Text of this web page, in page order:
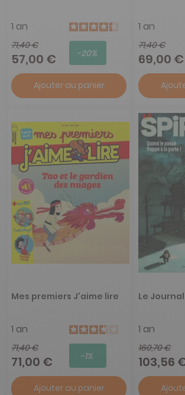
1 an
71,40 €
57,00 € -20%
Ajouter au panier
1 an
71,40 €
69,00 €
Mes premiers J'aime lire
1 an
71,40 €
71,00 € -1%
Ajouter au panier
Le
1 an
160,70 €
103,56